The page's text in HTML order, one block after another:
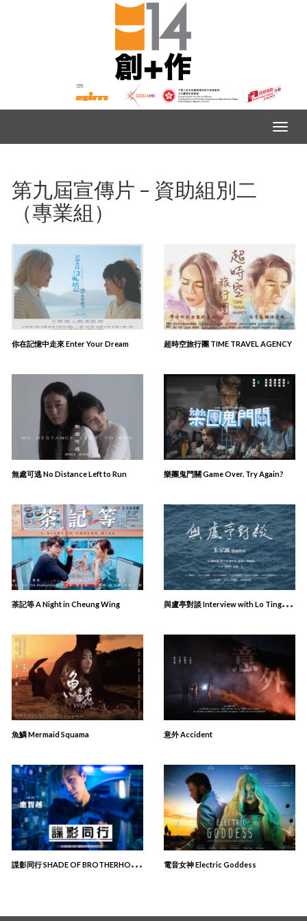
第九屆宣傳片 – 資助組別二
（專業組）
你在記憶中走來 Enter Your Dream 超時空旅行團 TIME TRAVEL AGENCY
無處可逃 No Distance Left to Run 樂團鬼門關 Game Over. Try Again?
茶記等 A Night in Cheung Wing 與
盧亭對談 Interview with Lo Ting: An Oral history project
魚鱗 Mermaid Squama 意外 Accident
諜
影同行 SHADE OF BROTHERHOOD 電⾳女神 Electric Goddess